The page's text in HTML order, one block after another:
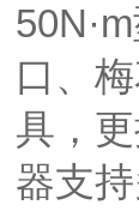
口、
具，
器支